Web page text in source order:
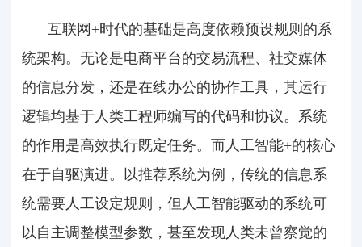
互联网+时代的基础是高度依赖预设规则的系
统架构。无论是电商平台的交易流程、社交媒体
的信息分发，还是在线办公的协作工具，其运行
逻辑均基于人类工程师编写的代码和协议。系统
的作用是高效执行既定任务。而人工智能+的核心
在于自驱演进。以推荐系统为例，传统的信息系
统需要人工设定规则，但人工智能驱动的系统可
以自主调整模型参数，甚至发现人类未曾察觉的